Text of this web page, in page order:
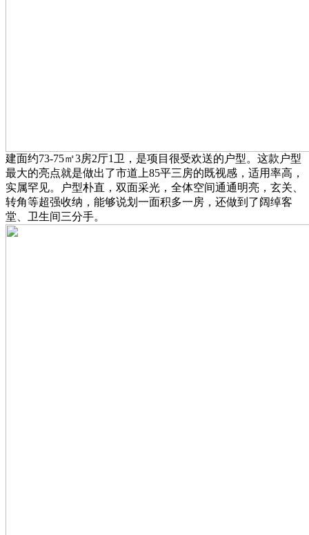
建面约73-75㎡3房2厅1卫，是项目很受欢送的户型。这款户型
最大的亮点就是做出了市道上85平三房的既视感，适用率高，
实属罕见。户型朴直，双面采光，全体空间通通明亮，玄关、
转角等超强收纳，能够说划一面积多一房，还做到了阔绰客
堂、卫生间三分手。